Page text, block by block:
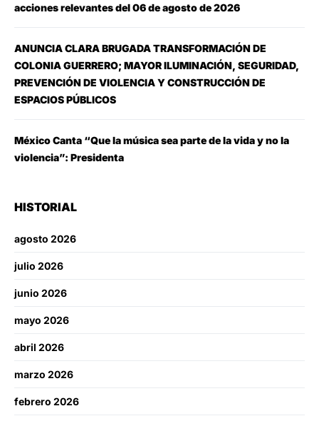
acciones relevantes del 06 de agosto de 2026
ANUNCIA CLARA BRUGADA TRANSFORMACIÓN DE
COLONIA GUERRERO; MAYOR ILUMINACIÓN, SEGURIDAD,
PREVENCIÓN DE VIOLENCIA Y CONSTRUCCIÓN DE
ESPACIOS PÚBLICOS
México Canta “Que la música sea parte de la vida y no la
violencia”: Presidenta
HISTORIAL
agosto 2026
julio 2026
junio 2026
mayo 2026
abril 2026
marzo 2026
febrero 2026